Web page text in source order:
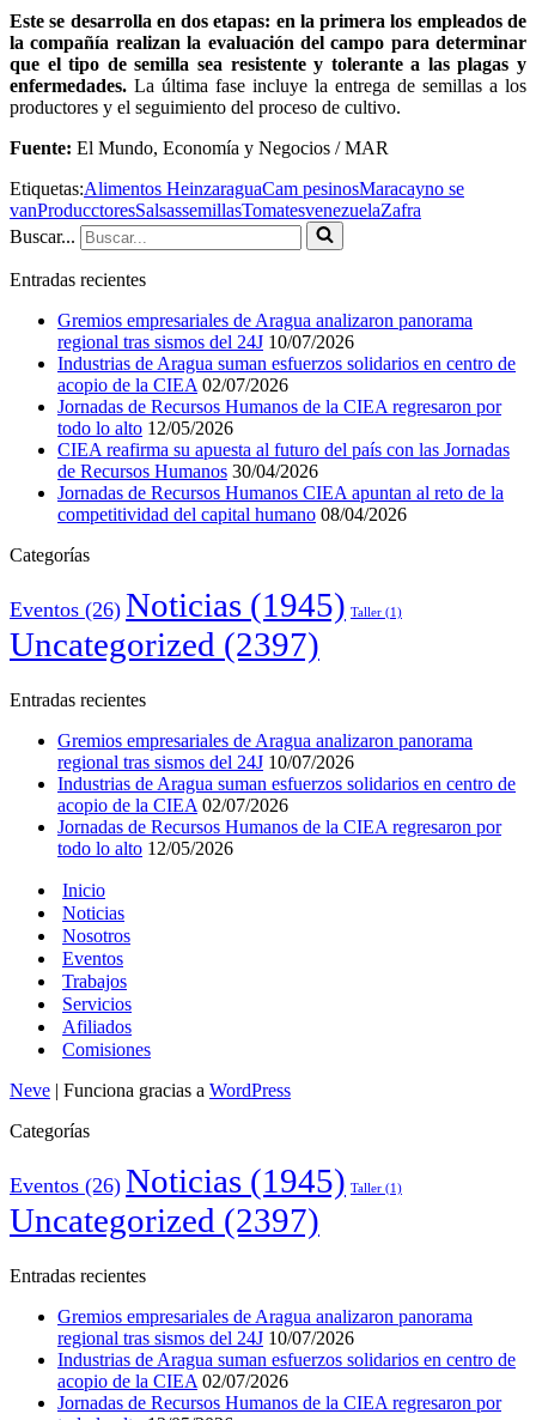
Este se desarrolla en dos etapas: en la primera los empleados de
la compañía realizan la evaluación del campo para determinar
que el tipo de semilla sea resistente y tolerante a las plagas y
enfermedades. La última fase incluye la entrega de semillas a los
productores y el seguimiento del proceso de cultivo.
Fuente: El Mundo, Economía y Negocios / MAR
Etiquetas:Alimentos HeinzaraguaCam pesinosMaracayno se
vanProducctoresSalsassemillasTomatesvenezuelaZafra
Buscar...
Entradas recientes
Gremios empresariales de Aragua analizaron panorama
regional tras sismos del 24J 10/07/2026
Industrias de Aragua suman esfuerzos solidarios en centro de
acopio de la CIEA 02/07/2026
Jornadas de Recursos Humanos de la CIEA regresaron por
todo lo alto 12/05/2026
CIEA reafirma su apuesta al futuro del país con las Jornadas
de Recursos Humanos 30/04/2026
Jornadas de Recursos Humanos CIEA apuntan al reto de la
competitividad del capital humano 08/04/2026
Categorías
Eventos (26) Noticias (1945) Taller (1)
Uncategorized (2397)
Entradas recientes
Gremios empresariales de Aragua analizaron panorama
regional tras sismos del 24J 10/07/2026
Industrias de Aragua suman esfuerzos solidarios en centro de
acopio de la CIEA 02/07/2026
Jornadas de Recursos Humanos de la CIEA regresaron por
todo lo alto 12/05/2026
Inicio
Noticias
Nosotros
Eventos
Trabajos
Servicios
Afiliados
Comisiones
Neve | Funciona gracias a WordPress
Categorías
Eventos (26) Noticias (1945) Taller (1)
Uncategorized (2397)
Entradas recientes
Gremios empresariales de Aragua analizaron panorama
regional tras sismos del 24J 10/07/2026
Industrias de Aragua suman esfuerzos solidarios en centro de
acopio de la CIEA 02/07/2026
Jornadas de Recursos Humanos de la CIEA regresaron por